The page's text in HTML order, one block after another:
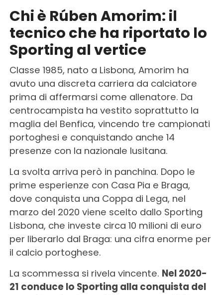
Chi è Rúben Amorim: il
tecnico che ha riportato lo
Sporting al vertice
Classe 1985, nato a Lisbona, Amorim ha
avuto una discreta carriera da calciatore
prima di affermarsi come allenatore. Da
centrocampista ha vestito soprattutto la
maglia del Benfica, vincendo tre campionati
portoghesi e conquistando anche 14
presenze con la nazionale lusitana.
La svolta arriva però in panchina. Dopo le
prime esperienze con Casa Pia e Braga,
dove conquista una Coppa di Lega, nel
marzo del 2020 viene scelto dallo Sporting
Lisbona, che investe circa 10 milioni di euro
per liberarlo dal Braga: una cifra enorme per
il calcio portoghese.
La scommessa si rivela vincente. Nel 2020-
21 conduce lo Sporting alla conquista del